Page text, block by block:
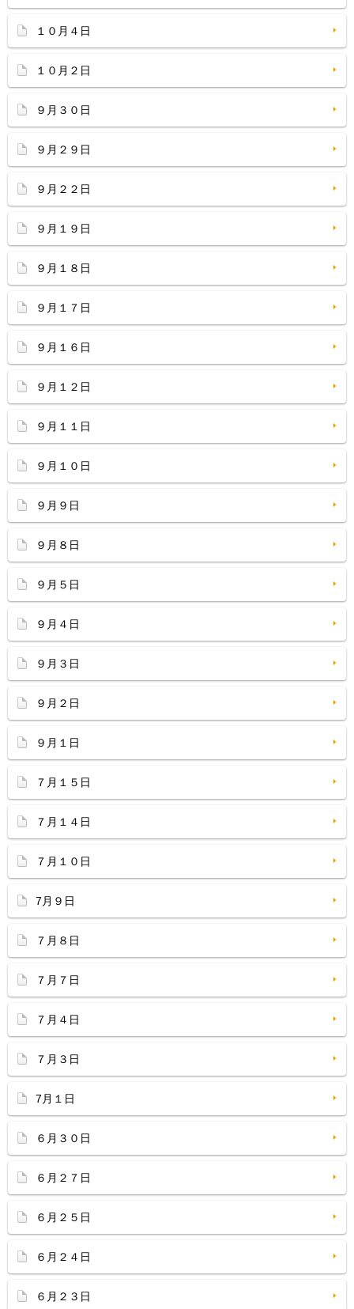
１０月４日
１０月２日
９月３０日
９月２９日
９月２２日
９月１９日
９月１８日
９月１７日
９月１６日
９月１２日
９月１１日
９月１０日
９月９日
９月８日
９月５日
９月４日
９月３日
９月２日
９月１日
７月１５日
７月１４日
７月１０日
7月９日
７月８日
７月７日
７月４日
７月３日
7月１日
６月３０日
６月２７日
６月２５日
６月２４日
６月２３日